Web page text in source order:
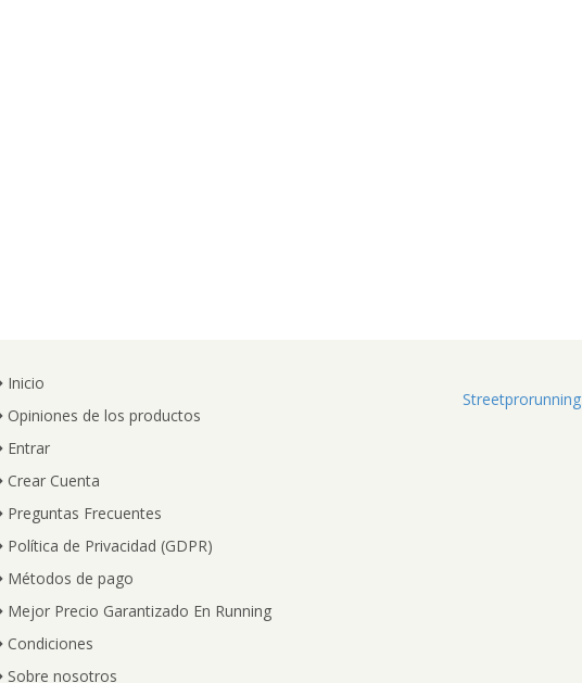
Inicio
Opiniones de los productos
Entrar
Crear Cuenta
Preguntas Frecuentes
Política de Privacidad (GDPR)
Métodos de pago
Mejor Precio Garantizado En Running
Condiciones
Sobre nosotros
Streetprorunning